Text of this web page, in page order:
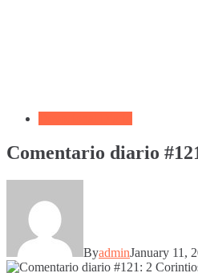
Comentario diario
ByadminJanuary 11,